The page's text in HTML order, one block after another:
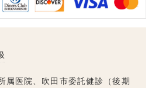
属医院、吹田市委託健診（後期